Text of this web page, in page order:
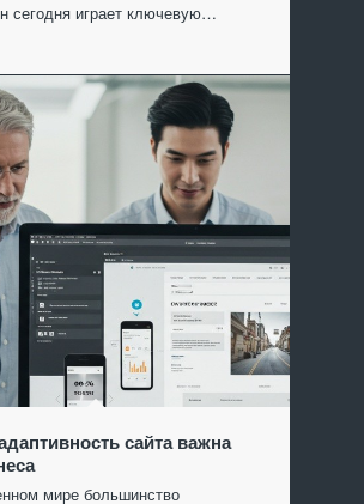
сегодня играет ключевую…
сайта важна
мире большинство